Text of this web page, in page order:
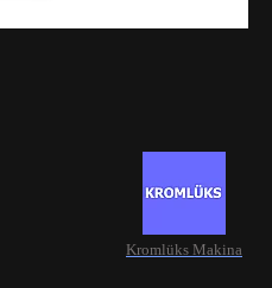
Kromlüks Makina